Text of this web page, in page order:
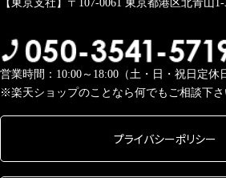
【東京支社】〒107-0061 東京都港区北青山
営業時間：10:00～18:00（土・日・祝日定休
※楽天ショップのことなら何でもご相談下
プライバシーポリシー